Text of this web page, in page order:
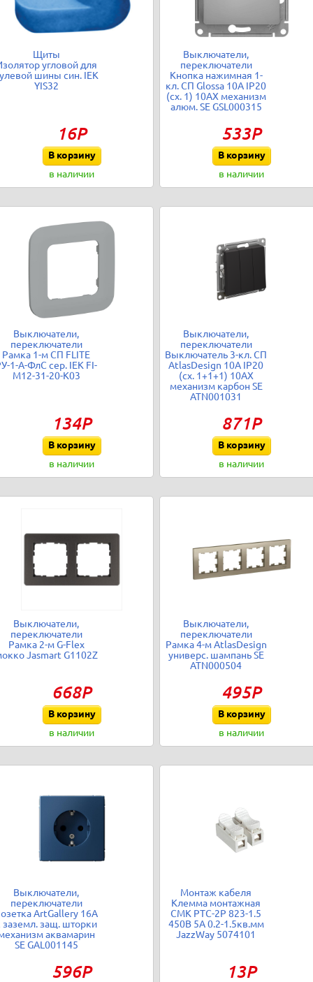
Щиты
угловой для
шины син. IEK
YIS32
16Р
В корзину
в наличии
Выключатели,
переключатели
Кнопка нажимная 1-
кл. СП Glossa 10А IP20
(сх. 1) 10AX механизм
алюм. SE GSL000315
533Р
В корзину
в наличии
Выключатели,
переключатели
Рамка 1-м СП FLITE
1-А-ФлС сер. IEK FI-
M12-31-20-K03
134Р
В корзину
в наличии
Выключатели,
переключатели
Выключатель 3-кл. СП
AtlasDesign 10А IP20
(сх. 1+1+1) 10AX
механизм карбон SE
ATN001031
871Р
В корзину
в наличии
Выключатели,
переключатели
Рамка 2-м G-Flex
Jasmart G1102Z
668Р
В корзину
в наличии
Выключатели,
переключатели
Рамка 4-м AtlasDesign
универс. шампань SE
ATN000504
495Р
В корзину
в наличии
Выключатели,
переключатели
ArtGallery 16А
заземл. защ. шторки
аквамарин
SE GAL001145
596Р
Монтаж кабеля
Клемма монтажная
СМК PTC-2P 823-1.5
450В 5А 0.2-1.5кв.мм
JazzWay 5074101
13Р